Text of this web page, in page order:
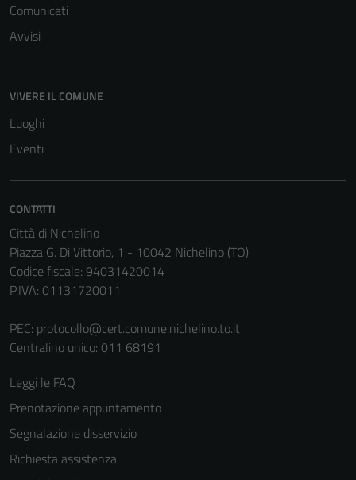
Comunicati
Avvisi
VIVERE IL COMUNE
Luoghi
Eventi
CONTATTI
Città di Nichelino
Piazza G. Di Vittorio, 1 - 10042 Nichelino (TO)
Codice fiscale: 94031420014
P.IVA: 01131720011
PEC: protocollo@cert.comune.nichelino.to.it
Centralino unico: 011 68191
Leggi le FAQ
Prenotazione appuntamento
Segnalazione disservizio
Richiesta assistenza